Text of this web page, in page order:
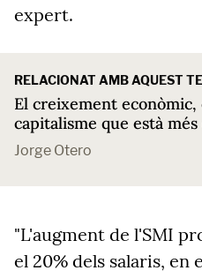
expert.
RELACIONAT AMB AQUEST
El creixement econòmic,
capitalisme que està
Jorge Otero
"L'augment de l'SMI
el 20% dels salaris, en